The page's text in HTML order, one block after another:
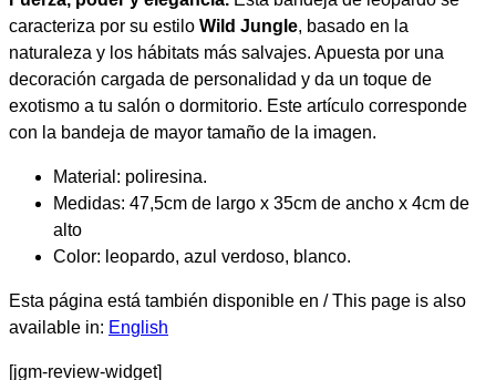
caracteriza por su estilo Wild Jungle, basado en la
naturaleza y los hábitats más salvajes. Apuesta por una
decoración cargada de personalidad y da un toque de
exotismo a tu salón o dormitorio. Este artículo corresponde
con la bandeja de mayor tamaño de la imagen.
Material: poliresina.
Medidas: 47,5cm de largo x 35cm de ancho x 4cm de
alto
Color: leopardo, azul verdoso, blanco.
Esta página está también disponible en / This page is also
available in: English
[jgm-review-widget]